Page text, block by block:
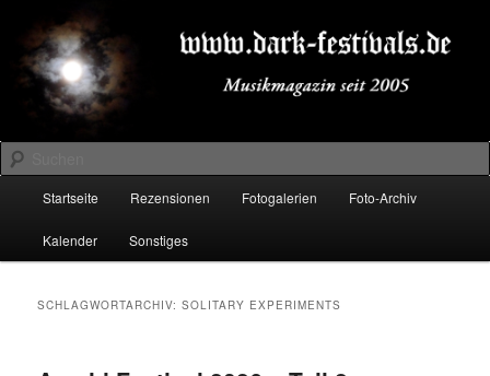
primären
Inhalt
springen
sekundären
Inhalt
springenDARK-FESTIVALS.DE
Suchen
Startseite Rezensionen Fotogalerien Foto-Archiv
Kalender Sonstiges
SCHLAGWORTARCHIV:SOLITARY EXPERIMENTS